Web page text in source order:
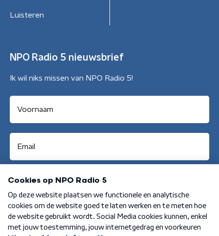
Luisteren
NPO Radio 5 nieuwsbrief
Ik wil niks missen van NPO Radio 5!
Aanmelden
Algemene voorwaarden